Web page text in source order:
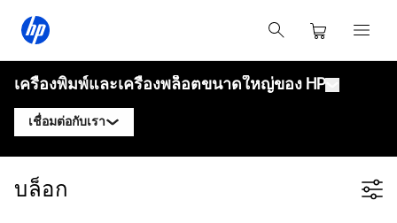
เครื่องพิมพ์และเครื่องพล็อตขนาดใหญ่ของ HP
เชื่อมต่อกับเรา
ติดต่อผู้เชี่ยวชาญ HP DesignJet
บล็อก
Filter category